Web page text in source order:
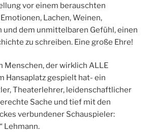
vor einem berauschten
Lachen, Weinen,
und dem unmittelbaren Gefühl, einen
zu schreiben. Eine große Ehre!
Menschen, der wirklich ALLE
Hansaplatz gespielt hat- ein
Theaterlehrer, leidenschaftlicher
Sache und tief mit den
verbundener Schauspieler:
Lehmann.